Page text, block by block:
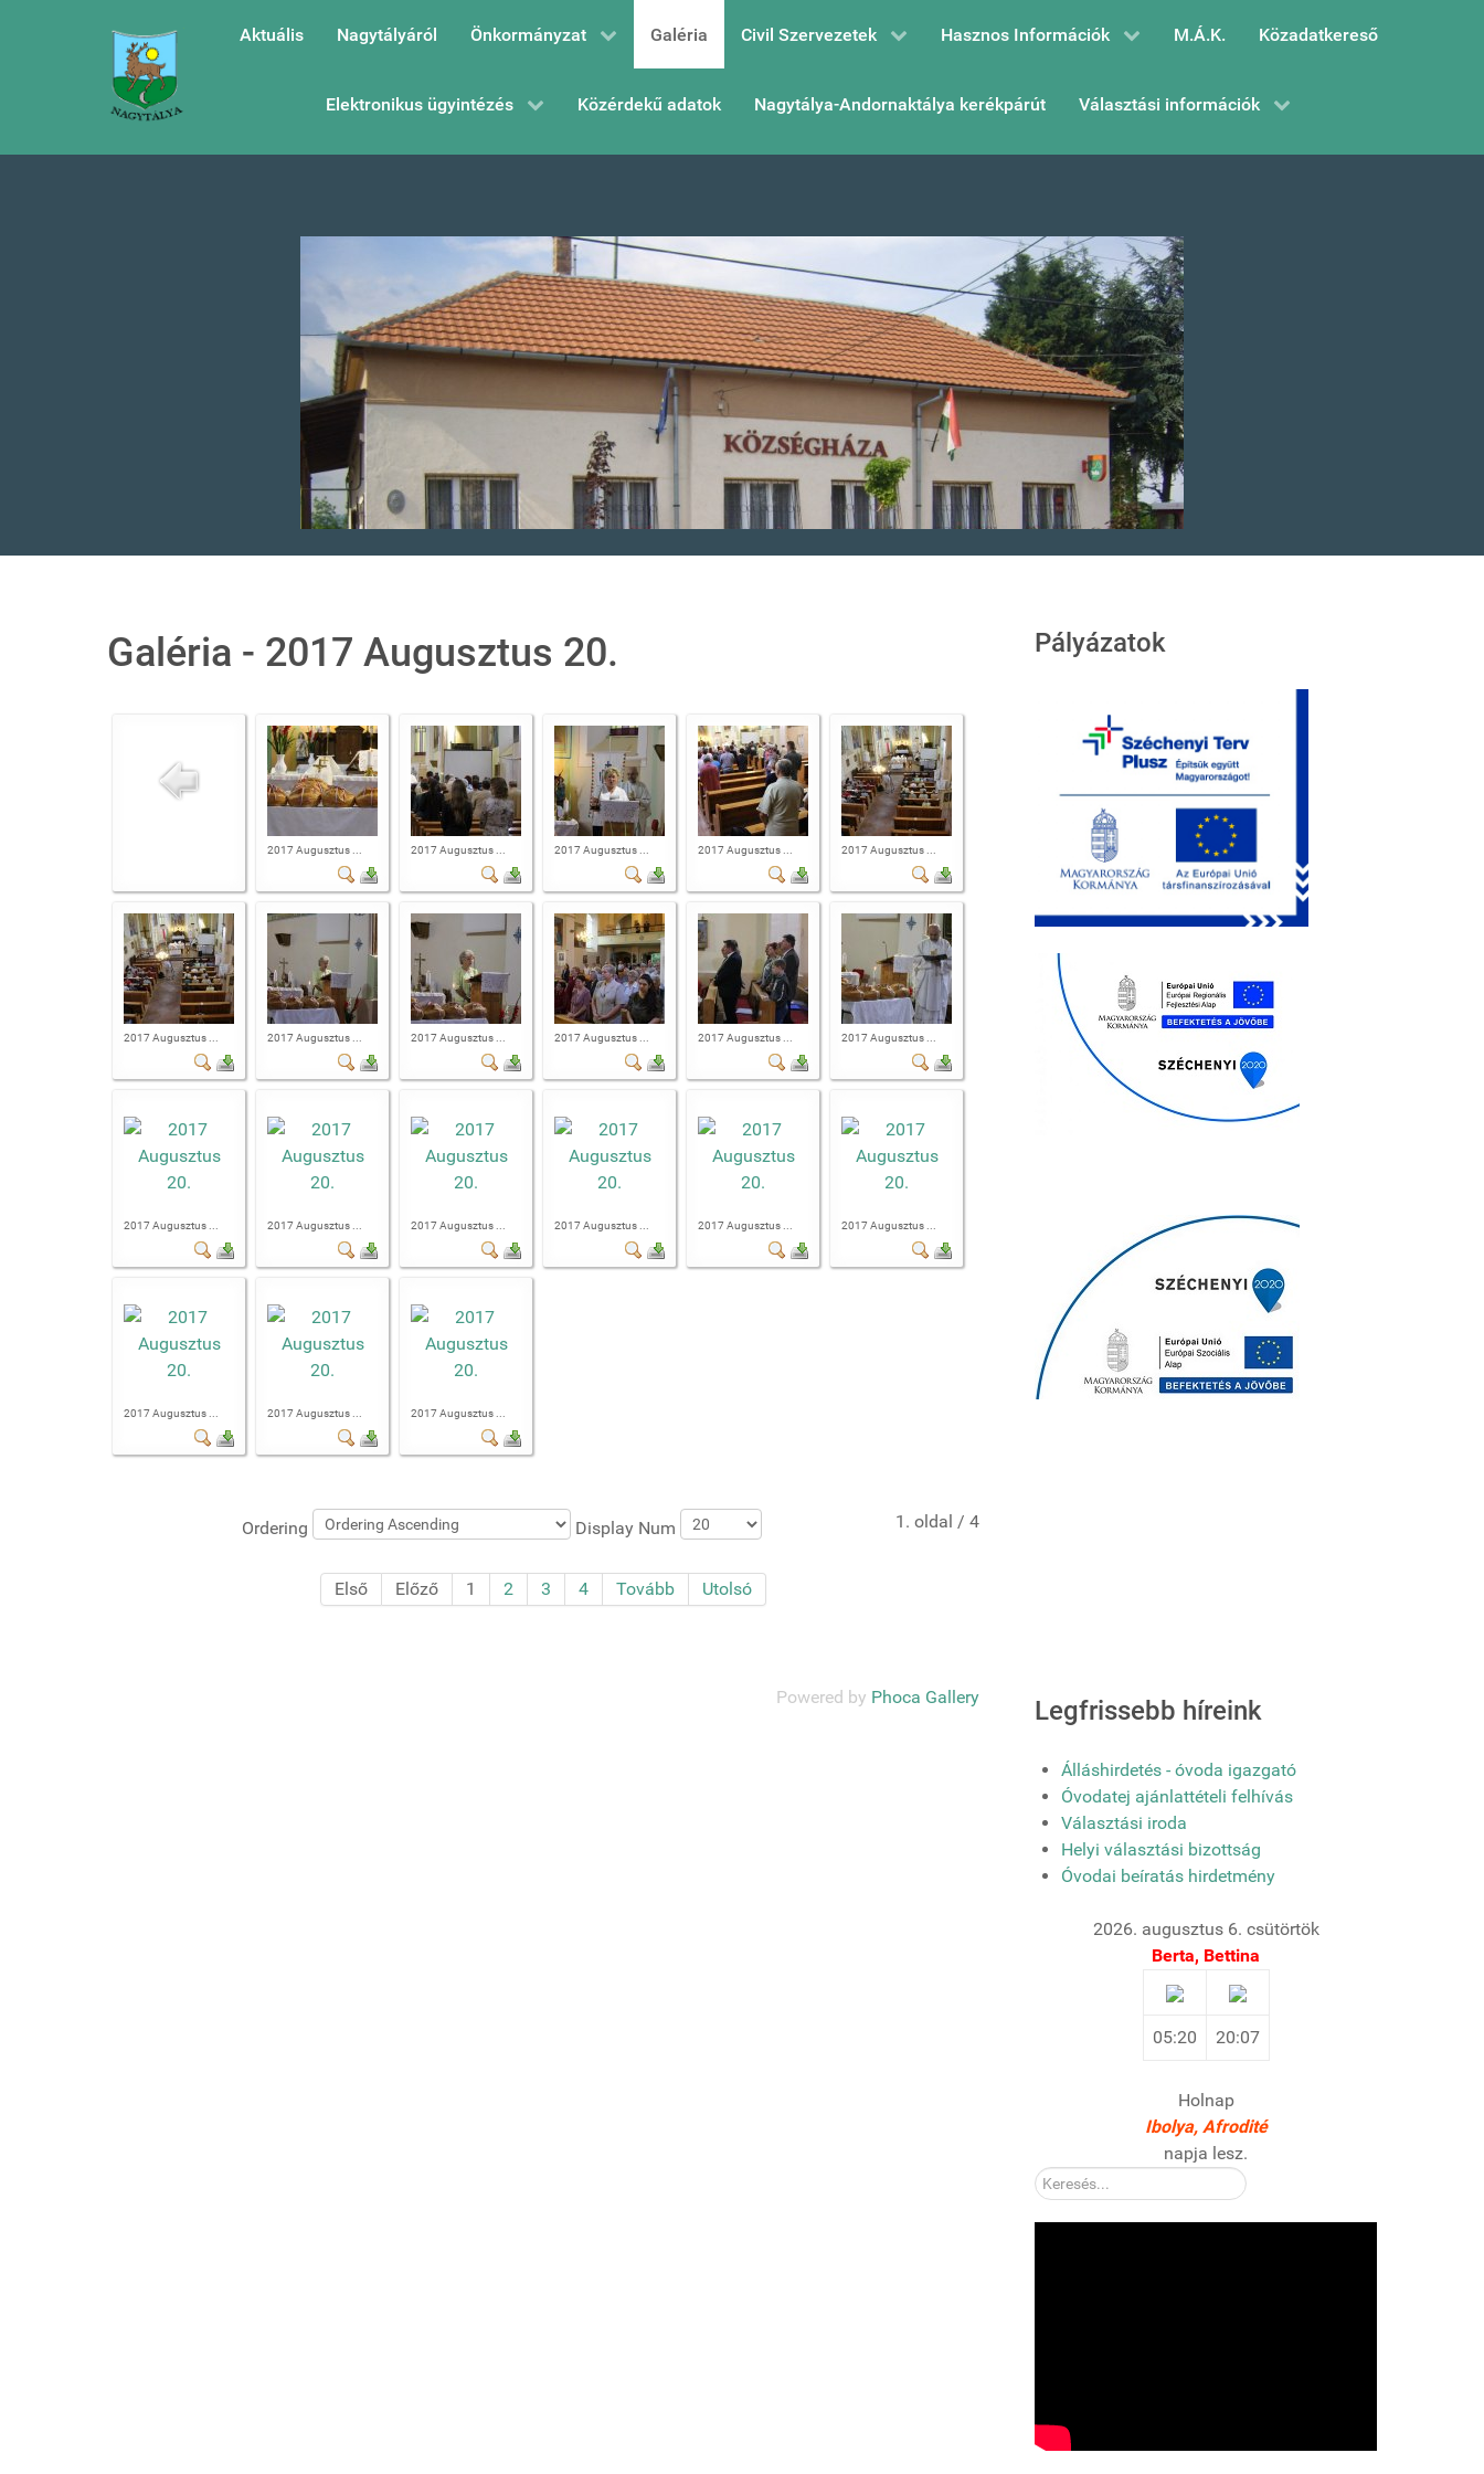
Aktuális Nagytályáról Önkormányzat Galéria Civil Szervezetek Hasznos Információk M.Á.K. Közadatkereső
Elektronikus ügyintézés Közérdekű adatok Nagytálya-Andornaktálya kerékpárút Választási információk
Galéria - 2017 Augusztus 20.
2017 Augusztus ... 2017 Augusztus ... 2017 Augusztus ... 2017 Augusztus ... 2017 Augusztus ...
2017 Augusztus ... 2017 Augusztus ... 2017 Augusztus ... 2017 Augusztus ... 2017 Augusztus ... 2017 Augusztus ...
2017 Augusztus ... 2017 Augusztus ... 2017 Augusztus ... 2017 Augusztus ... 2017 Augusztus ... 2017 Augusztus ...
2017 Augusztus ... 2017 Augusztus ... 2017 Augusztus ...
Ordering Display Num 1. oldal / 4
Első Előző 1 2 3 4 Tovább Utolsó
Powered by Phoca Gallery
Pályázatok
Legfrissebb híreink
Álláshirdetés - óvoda igazgató
Óvodatej ajánlattételi felhívás
Választási iroda
Helyi választási bizottság
Óvodai beíratás hirdetmény
2026. augusztus 6. csütörtök
Berta, Bettina
05:20 20:07
Holnap
Ibolya, Afrodité
napja lesz.
Kereső: